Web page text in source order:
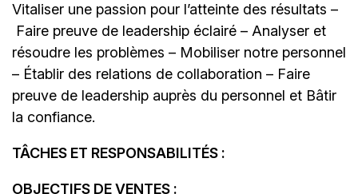
Vitaliser une passion pour l’atteinte des résultats –
Faire preuve de leadership éclairé – Analyser et
résoudre les problèmes – Mobiliser notre personnel
– Établir des relations de collaboration – Faire
preuve de leadership auprès du personnel et Bâtir
la confiance.
TÂCHES ET RESPONSABILITÉS :
OBJECTIFS DE VENTES :